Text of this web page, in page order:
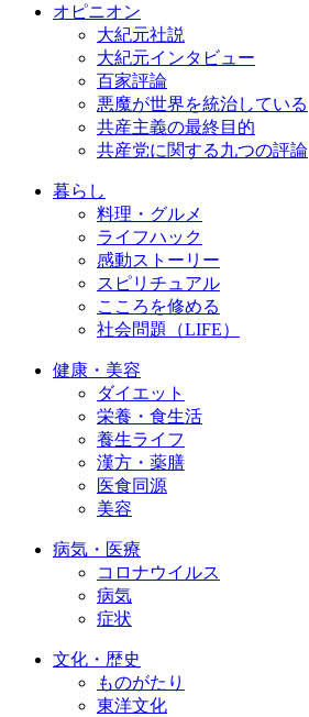
オピニオン
大紀元社説
大紀元インタビュー
百家評論
悪魔が世界を統治している
共産主義の最終目的
共産党に関する九つの評論
暮らし
料理・グルメ
ライフハック
感動ストーリー
スピリチュアル
こころを修める
社会問題（LIFE）
健康・美容
ダイエット
栄養・食生活
養生ライフ
漢方・薬膳
医食同源
美容
病気・医療
コロナウイルス
病気
症状
文化・歴史
ものがたり
東洋文化